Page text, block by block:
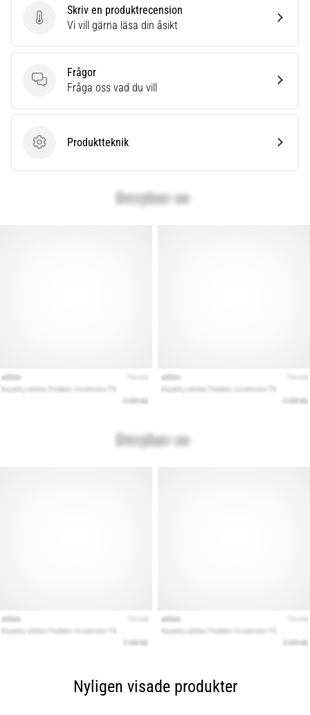
Skriv en produktrecension
Skriv en produktrecension
Vi vill gärna läsa din åsikt
Frågor
Frågor
Fråga oss vad du vill
ProduktteknikProduktteknik
Nyligen visade produkter